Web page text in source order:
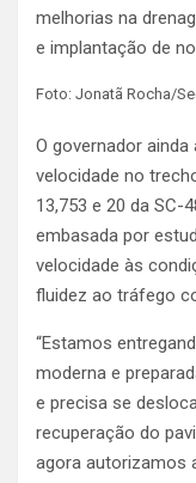
melhorias na
e implantação de
Foto: Jonatã Rocha/
O governador
velocidade no
13,753 e 20 da SC-
embasada por
velocidade às
fluidez ao tráfego
“Estamos
moderna e
e precisa se
recuperação do
agora autorizamos